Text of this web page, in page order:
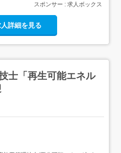
スポンサー : 求人ボックス
詳細を見る
士「再生可能エネル